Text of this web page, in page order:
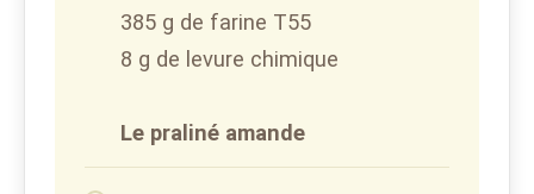
385 g de farine T55
8 g de levure chimique
Le praliné amande